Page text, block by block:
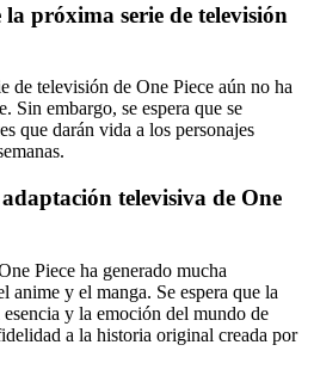
próxima serie de televisión
de televisión de One Piece aún no ha
Sin embargo, se espera que se
que darán vida a los personajes
televisiva de One
Piece ha generado mucha
anime y el manga. Se espera que la
y la emoción del mundo de
a la historia original creada por